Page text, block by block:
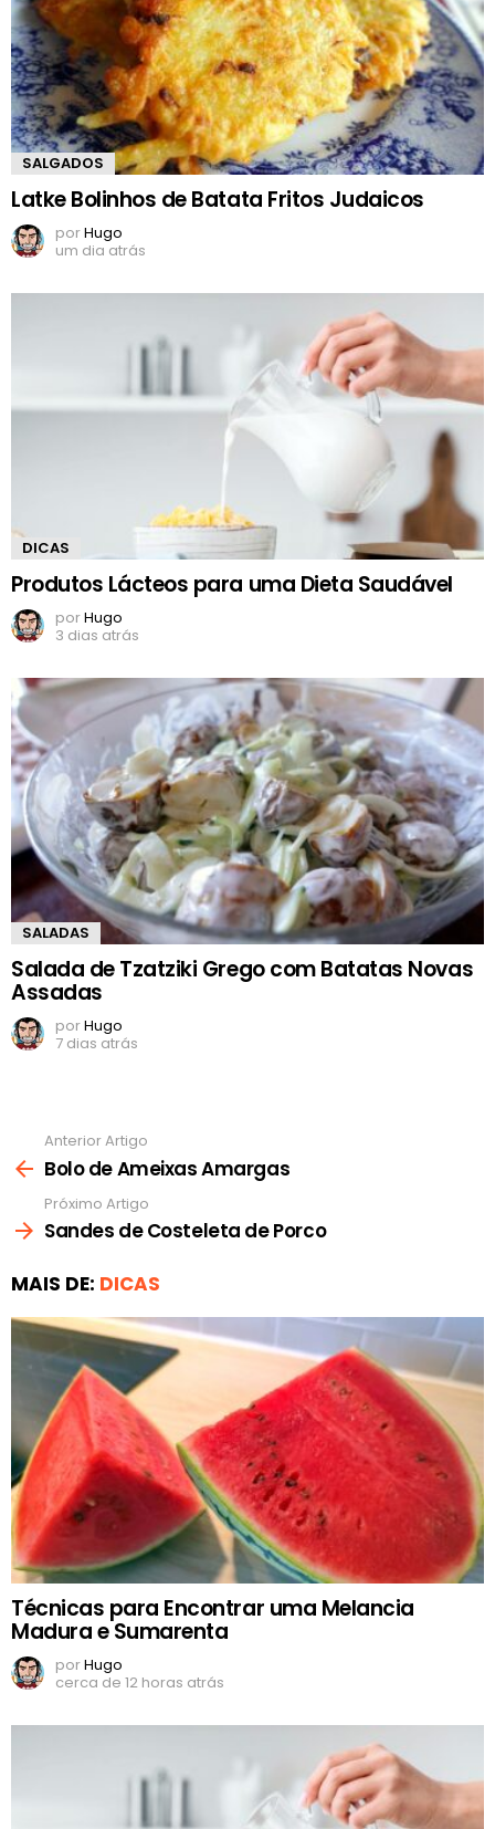
SALGADOS
Latke Bolinhos de Batata Fritos Judaicos
porHugo
um dia atrás
DICAS
Produtos Lácteos para uma Dieta Saudável
porHugo
3 dias atrás
SALADAS
Salada de Tzatziki Grego com Batatas Novas
Assadas
porHugo
7 dias atrás
mais
Anterior Artigo
Bolo de Ameixas Amargas
Próximo Artigo
Sandes de Costeleta de Porco
MAIS DE: DICAS
Técnicas para Encontrar uma Melancia
Madura e Sumarenta
porHugo
cerca de 12 horas atrás